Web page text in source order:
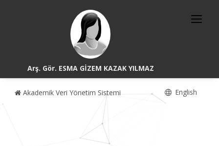
Arş. Gör. ESMA GİZEM KAZAK YILMAZ
Akademik Veri Yönetim Sistemi English